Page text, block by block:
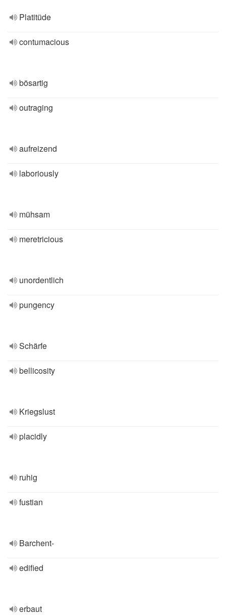
Platitüde
contumacious
bösartig
outraging
aufreizend
laboriously
mühsam
meretricious
unordentlich
pungency
Schärfe
bellicosity
Kriegslust
placidly
ruhig
fustian
Barchent-
edified
erbaut